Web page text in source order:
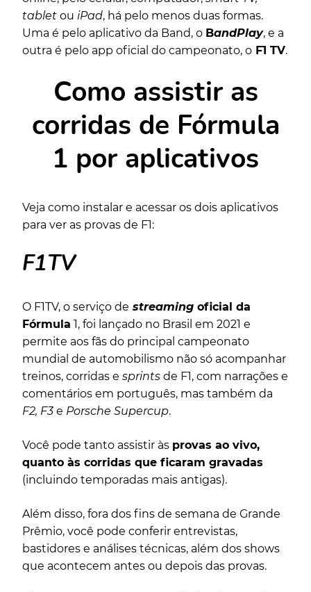
tablet ou iPad, há pelo menos duas formas.
Uma é pelo aplicativo da Band, o BandPlay, e a
outra é pelo app oficial do campeonato, o F1 TV.
Como assistir as
corridas de Fórmula
1 por aplicativos
Veja como instalar e acessar os dois aplicativos
para ver as provas de F1:
F1TV
O F1TV, o serviço de streaming oficial da
Fórmula 1, foi lançado no Brasil em 2021 e
permite aos fãs do principal campeonato
mundial de automobilismo não só acompanhar
treinos, corridas e sprints de F1, com narrações e
comentários em português, mas também da
F2, F3e Porsche Supercup.
Você pode tanto assistir às provas ao vivo,
quanto às corridas que ficaram gravadas
(incluindo temporadas mais antigas).
Além disso, fora dos fins de semana de Grande
Prêmio, você pode conferir entrevistas,
bastidores e análises técnicas, além dos shows
que acontecem antes ou depois das provas.